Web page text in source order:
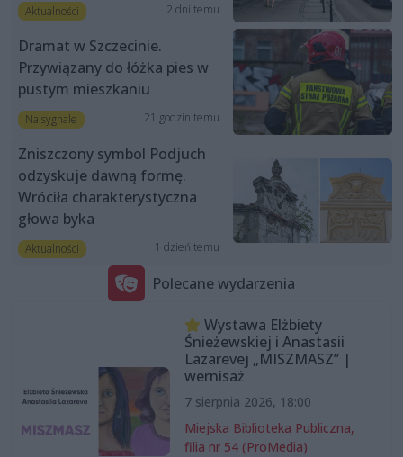
Aktualności 2 dni temu
Dramat w Szczecinie.
Przywiązany do łóżka pies w
pustym mieszkaniu
Na sygnale 21 godzin temu
Zniszczony symbol Podjuch
odzyskuje dawną formę.
Wróciła charakterystyczna
głowa byka
Aktualności 1 dzień temu
Polecane wydarzenia
Wystawa Elżbiety
Śnieżewskiej i Anastasii
Lazarevej „MISZMASZ” |
wernisaż
7 sierpnia 2026, 18:00
Miejska Biblioteka Publiczna,
filia nr 54 (ProMedia)